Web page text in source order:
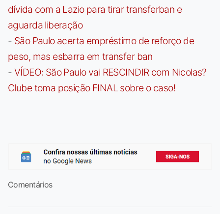
dívida com a Lazio para tirar transferban e
aguarda liberação
- São Paulo acerta empréstimo de reforço de
peso, mas esbarra em transfer ban
- VÍDEO: São Paulo vai RESCINDIR com Nicolas?
Clube toma posição FINAL sobre o caso!
Comentários